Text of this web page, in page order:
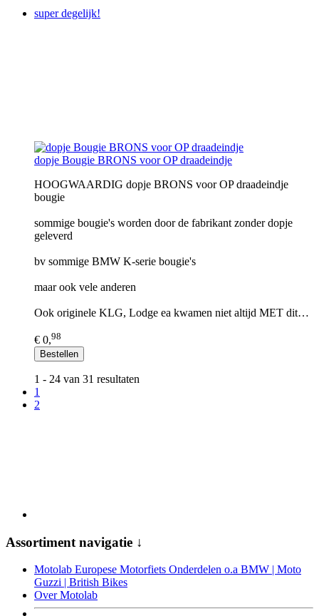
super degelijk!
dopje Bougie BRONS voor OP draadeindje
HOOGWAARDIG dopje BRONS voor OP draadeindje
bougie
sommige bougie's worden door de fabrikant zonder dopje
geleverd
bv sommige BMW K-serie bougie's
maar ook vele anderen
Ook originele KLG, Lodge ea kwamen niet altijd MET dit…
€ 0,98
Bestellen
1 - 24 van 31 resultaten
1
2
Assortiment navigatie ↓
Motolab Europese Motorfiets Onderdelen o.a BMW | Moto
Guzzi | British Bikes
Over Motolab